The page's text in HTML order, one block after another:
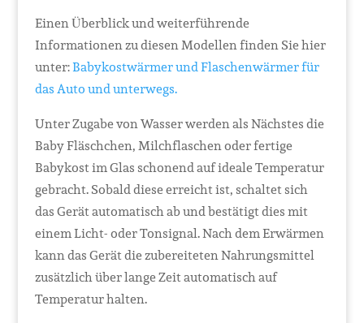
Einen Überblick und weiterführende
Informationen zu diesen Modellen finden Sie hier
unter:Babykostwärmer und Flaschenwärmer für
das Auto und unterwegs.
Unter Zugabe von Wasser werden als Nächstes die
Baby Fläschchen, Milchflaschen oder fertige
Babykost im Glas schonend auf ideale Temperatur
gebracht. Sobald diese erreicht ist, schaltet sich
das Gerät automatisch ab und bestätigt dies mit
einem Licht- oder Tonsignal. Nach dem Erwärmen
kann das Gerät die zubereiteten Nahrungsmittel
zusätzlich über lange Zeit automatisch auf
Temperatur halten.